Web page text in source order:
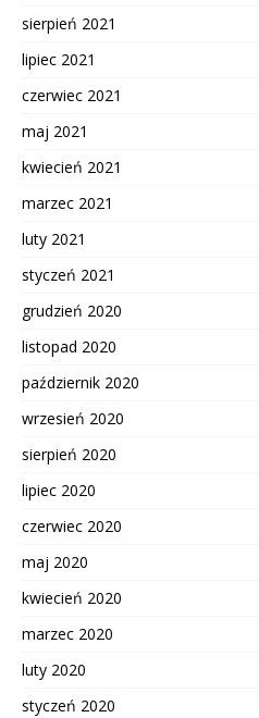
sierpień 2021
lipiec 2021
czerwiec 2021
maj 2021
kwiecień 2021
marzec 2021
luty 2021
styczeń 2021
grudzień 2020
listopad 2020
październik 2020
wrzesień 2020
sierpień 2020
lipiec 2020
czerwiec 2020
maj 2020
kwiecień 2020
marzec 2020
luty 2020
styczeń 2020